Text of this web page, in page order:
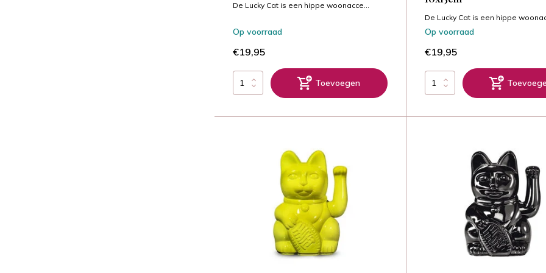
De Lucky Cat is een hippe woonacce...
Op voorraad
€19,95
Toevoegen
De Lucky Cat is een hippe
Op voorraad
€19,95